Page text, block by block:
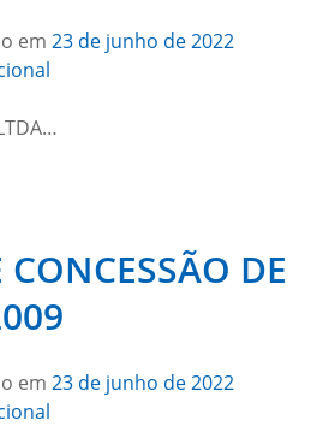
em 23 de junho de 2022
DE
em 23 de junho de 2022